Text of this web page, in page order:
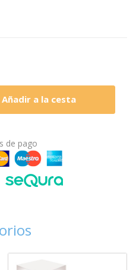
Añadir a la cesta
de pago